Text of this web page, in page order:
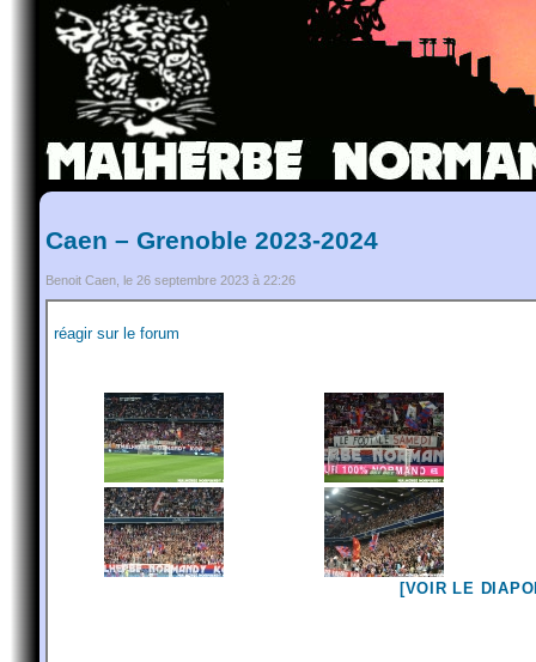
Caen – Grenoble 2023-2024
Benoit Caen, le 26 septembre 2023 à 22:26
réagir sur le forum
[VOIR LE